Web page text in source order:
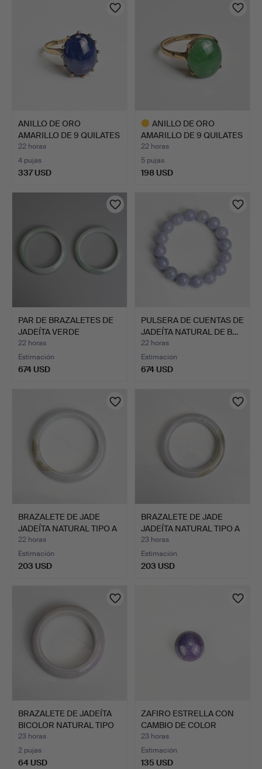
ANILLO DE ORO
AMARILLO DE 9 QUILATES
CON Z…
22 horas
4 pujas
337 USD
ANILLO DE ORO
AMARILLO DE 9 QUILATES
CON J…
22 horas
5 pujas
198 USD
PAR DE BRAZALETES DE
JADEÍTA VERDE
NATURAL…
22 horas
Estimación
674 USD
PULSERA DE CUENTAS DE
JADEÍTA NATURAL DE B…
22 horas
Estimación
674 USD
BRAZALETE DE JADE
JADEÍTA NATURAL TIPO A
–…
22 horas
Estimación
203 USD
BRAZALETE DE JADE
JADEÍTA NATURAL TIPO A
–…
23 horas
Estimación
203 USD
BRAZALETE DE JADEÍTA
BICOLOR NATURAL TIPO
…
23 horas
2 pujas
64 USD
ZAFIRO ESTRELLA CON
CAMBIO DE COLOR
NATURA…
23 horas
Estimación
135 USD